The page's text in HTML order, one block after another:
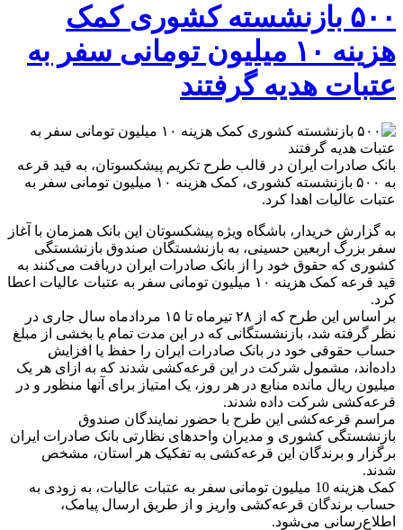
۵۰۰ بازنشسته کشوری کمک
هزینه ۱۰ میلیون تومانی سفر به
عتبات هدیه گرفتند
بانک صادرات ایران در قالب طرح تکریم پیشکسوتان، به قید قرعه
به ۵۰۰ بازنشسته کشوری، کمک هزینه ۱۰ میلیون تومانی سفر به
عتبات عالیات اهدا کرد.
به گزارش خریدار، باشگاه ویژه پیشکسوتان این بانک همزمان با آغاز
سفر بزرگ اربعین حسینی، به بازنشستگان صندوق بازنشستگی
کشوری که حقوق خود را از بانک صادرات ایران دریافت می‌کنند به
قید قرعه کمک هزینه ۱۰ میلیون تومانی سفر به عتبات عالیات اعطا
کرد.
بر اساس این طرح که از ۲۸ تیرماه تا ۱۵ مردادماه سال جاری در
نظر گرفته شد، بازنشستگانی که در این مدت تمام یا بخشی از مبلغ
حساب حقوقی خود در بانک صادرات ایران را حفظ یا افزایش
داده‌اند، مشمول شرکت در این قرعه‌کشی شدند که به ازای هر یک
میلیون ریال مانده منابع در هر روز، یک امتیاز برای آنها منظور و در
قرعه‌کشی شرکت داده شدند.
مراسم قرعه‌کشی این طرح با حضور نمایندگان صندوق
بازنشستگی کشوری و مدیران واحد‌های نظارتی بانک صادرات ایران
برگزار و برندگان این قرعه‌کشی به تفکیک هر استان، مشخص
شدند.
کمک هزینه 10 میلیون تومانی سفر به عتبات عالیات، به زودی به
حساب برندگان قرعه‌کشی واریز و از طریق ارسال پیامک،
اطلاع‌رسانی می‌شود.